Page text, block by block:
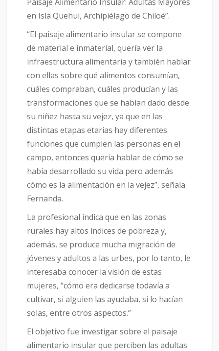
en Isla Quehui, Archipiélago de Chiloé”.
“El paisaje alimentario insular se compone
de material e inmaterial, quería ver la
infraestructura alimentaria y también hablar
con ellas sobre qué alimentos consumían,
cuáles compraban, cuáles producían y las
transformaciones que se habían dado desde
su niñez hasta su vejez, ya que en las
distintas etapas etarias hay diferentes
funciones que cumplen las personas en el
campo, entonces quería hablar de cómo se
había desarrollado su vida pero además
cómo es la alimentación en la vejez”, señala
Fernanda.
La profesional indica que en las zonas
rurales hay altos índices de pobreza y,
además, se produce mucha migración de
jóvenes y adultos a las urbes, por lo tanto, le
interesaba conocer la visión de estas
mujeres, “cómo era dedicarse todavía a
cultivar, si alguien las ayudaba, si lo hacían
solas, entre otros aspectos.”
El objetivo fue investigar sobre el paisaje
alimentario insular que perciben las adultas